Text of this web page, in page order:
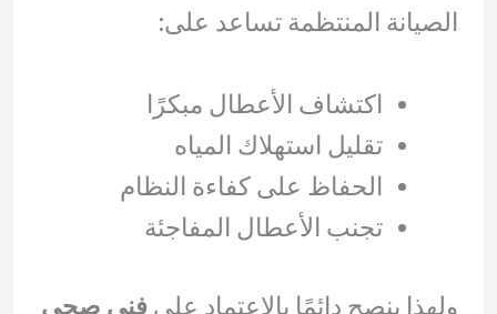
الصيانة المنتظمة تساعد على:
اكتشاف الأعطال مبكرًا
تقليل استهلاك المياه
الحفاظ على كفاءة النظام
تجنب الأعطال المفاجئة
ولهذا ينصح دائمًا بالاعتماد علىفنى صحى